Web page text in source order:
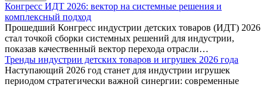
Конгресс ИДТ 2026: вектор на системные решения и
комплексный подход
Прошедший Конгресс индустрии детских товаров (ИДТ) 2026
стал точкой сборки системных решений для индустрии,
показав качественный вектор перехода отрасли…
Тренды индустрии детских товаров и игрушек 2026 года
Наступающий 2026 год станет для индустрии игрушек
периодом стратегически важной синергии: современные